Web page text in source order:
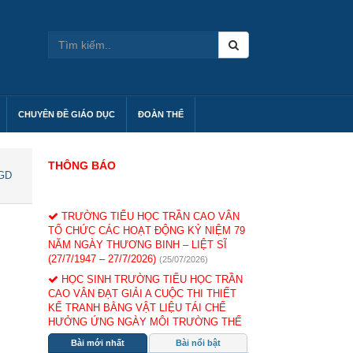
CHUYÊN ĐỀ GIÁO DỤC ĐOÀN THỂ
THÔNG BÁO
NĂM NGÀY THƯƠNG BINH – LIỆT SĨ
(27/7/1947 – 27/7/2026) (25/07/2026)
HỌC SINH TRƯỜNG TIỂU HỌC TRẦN
CAO VÂN ĐẠT GIẢI A CUỘC THI THIẾT
KẾ TRANH BẰNG VẬT LIỆU TÁI CHẾ
HƯỞNG ỨNG NGÀY MÔI TRƯỜNG THẾ
GIỚI NĂM 2026 (07/06/2026)
TRƯỜNG TIỂU HỌC TRẦN CAO VÂN
TỔ CHỨC LỄ BẾ GIẢNG VÀ TUYÊN
Bài mới nhất Bài nổi bật